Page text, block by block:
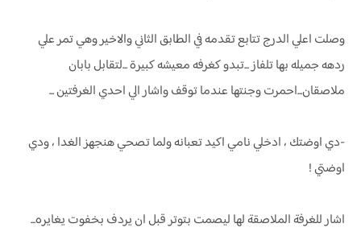
وصلت اعلي الدرج تتابع تقدمه في الطابق الثاني والاخير وهي تمر علي
ردهه جميله بها تلفاز ...تبدو كغرفه معيشه كبيرة ...لتقابل بابان
ملاصقان...احمرت وجنتها عندما توقف واشار الي احدي الغرفتين ...
-دي اوضتك ، ادخلي نامي اكيد تعبانه ولما تصحي هنجهز الغدا ، ودي
اوضتي !
اشار للغرفة الملاصقة لها ليصمت بتوتر قبل ان يردف بخفوت يغايره...